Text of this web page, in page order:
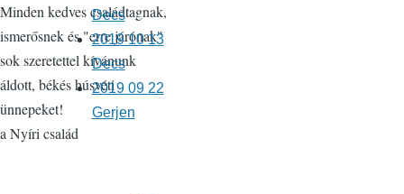
Minden kedves családtagnak,
ismerősnek és "erre járónak"
sok szeretettel kívánunk
áldott, békés húsvéti
ünnepeket!
a Nyíri család
Decs
2019 10 13
Decs
2019 09 22
Gerjen